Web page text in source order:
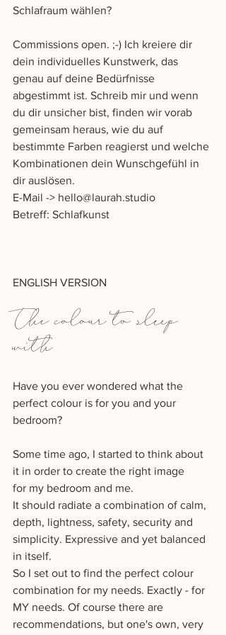
Schlafraum wählen?
Commissions open. ;-) Ich kreiere dir
dein individuelles Kunstwerk, das
genau auf deine Bedürfnisse
abgestimmt ist. Schreib mir und wenn
du dir unsicher bist, finden wir vorab
gemeinsam heraus, wie du auf
bestimmte Farben reagierst und welche
Kombinationen dein Wunschgefühl in
dir auslösen.
E-Mail -> hello@laurah.studio
Betreff: Schlafkunst
ENGLISH VERSION
The colour to sleep
with
Have you ever wondered what the
perfect colour is for you and your
bedroom?
Some time ago, I started to think about
it in order to create the right image
for my bedroom and me.
It should radiate a combination of calm,
depth, lightness, safety, security and
simplicity. Expressive and yet balanced
in itself.
So I set out to find the perfect colour
combination for my needs. Exactly - for
MY needs. Of course there are
recommendations, but one's own, very